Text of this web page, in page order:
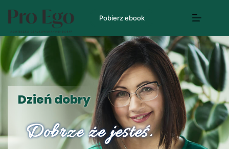
Pobierz ebook
Dzień dobry
Dobrze że jesteś.